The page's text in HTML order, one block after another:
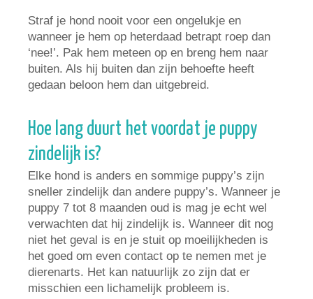
Straf je hond nooit voor een ongelukje en
wanneer je hem op heterdaad betrapt roep dan
‘nee!’. Pak hem meteen op en breng hem naar
buiten. Als hij buiten dan zijn behoefte heeft
gedaan beloon hem dan uitgebreid.
Hoe lang duurt het voordat je puppy
zindelijk is?
Elke hond is anders en sommige puppy’s zijn
sneller zindelijk dan andere puppy’s. Wanneer je
puppy 7 tot 8 maanden oud is mag je echt wel
verwachten dat hij zindelijk is. Wanneer dit nog
niet het geval is en je stuit op moeilijkheden is
het goed om even contact op te nemen met je
dierenarts. Het kan natuurlijk zo zijn dat er
misschien een lichamelijk probleem is.